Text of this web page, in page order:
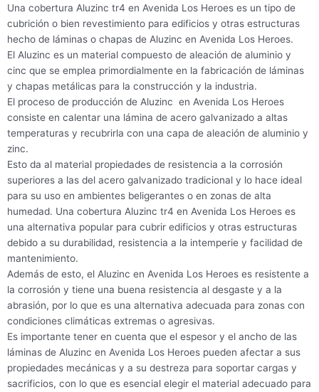
Una cobertura Aluzinc tr4 en Avenida Los Heroes es un tipo de
cubrición o bien revestimiento para edificios y otras estructuras
hecho de láminas o chapas de Aluzinc en Avenida Los Heroes.
El Aluzinc es un material compuesto de aleación de aluminio y
cinc que se emplea primordialmente en la fabricación de láminas
y chapas metálicas para la construcción y la industria.
El proceso de producción de Aluzinc en Avenida Los Heroes
consiste en calentar una lámina de acero galvanizado a altas
temperaturas y recubrirla con una capa de aleación de aluminio y
zinc.
Esto da al material propiedades de resistencia a la corrosión
superiores a las del acero galvanizado tradicional y lo hace ideal
para su uso en ambientes beligerantes o en zonas de alta
humedad. Una cobertura Aluzinc tr4 en Avenida Los Heroes es
una alternativa popular para cubrir edificios y otras estructuras
debido a su durabilidad, resistencia a la intemperie y facilidad de
mantenimiento.
Además de esto, el Aluzinc en Avenida Los Heroes es resistente a
la corrosión y tiene una buena resistencia al desgaste y a la
abrasión, por lo que es una alternativa adecuada para zonas con
condiciones climáticas extremas o agresivas.
Es importante tener en cuenta que el espesor y el ancho de las
láminas de Aluzinc en Avenida Los Heroes pueden afectar a sus
propiedades mecánicas y a su destreza para soportar cargas y
sacrificios, con lo que es esencial elegir el material adecuado para